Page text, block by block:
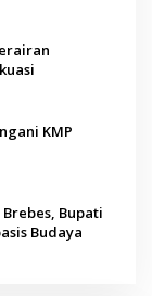
KMP
Bupati
Budaya